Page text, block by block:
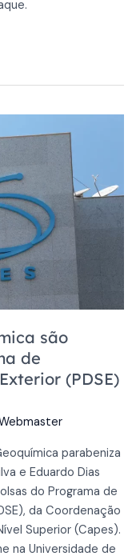
são
de
(PDSE)
parabeniza
e Eduardo Dias
do Programa de
da Coordenação
Superior (Capes).
na Universidade de